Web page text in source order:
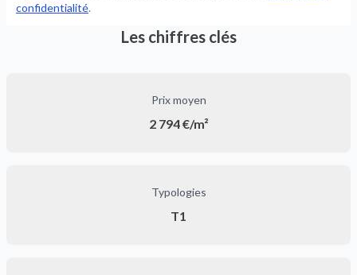
confidentialité.
Les chiffres clés
Prix moyen
2 794 €/m²
Typologies
T1